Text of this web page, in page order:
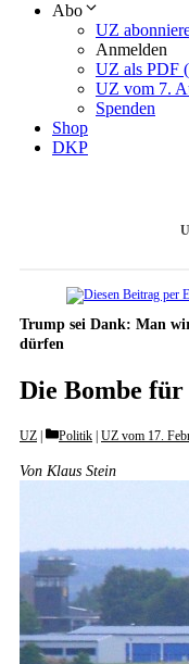
Abo
UZ
Anmelden
UZ als PDF
UZ vom 7.
Spenden
Shop
DKP
Trump sei Dank: Man
dürfen
Die Bombe
UZ Categories
Politik UZ vom 17.
Von Klaus Stein